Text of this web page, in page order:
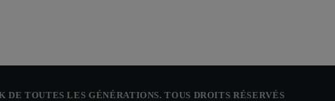
TOUTES LES GÉNÉRATIONS. TOUS DROITS RÉSERVÉS